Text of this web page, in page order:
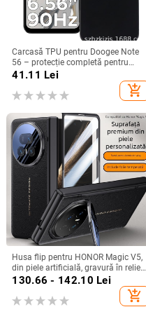
Carcasă TPU pentru Doogee Note
56 – protecție completă pentru
Note 56, Plus și Pro, realizată
41.11 Lei
add_shopping_cart
Husa flip pentru HONOR Magic V5,
din piele artificială, gravură în relief,
stil Ins, anti-cadere
130.66 - 142.10 Lei
add_shopping_cart